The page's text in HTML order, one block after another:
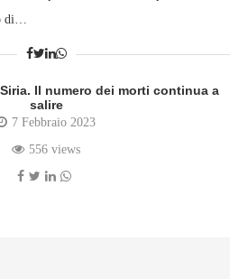
di…
Il numero dei morti continua a
salire
7 Febbraio 2023
556 views